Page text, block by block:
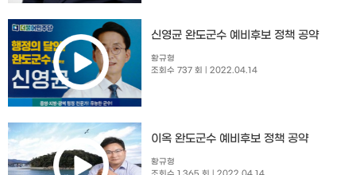
신영균 완도군수 예비후보 정책 공약
황규형
조회수 737 회
| 2022.04.14
이옥 완도군수 예비후보 정책 공약
황규형